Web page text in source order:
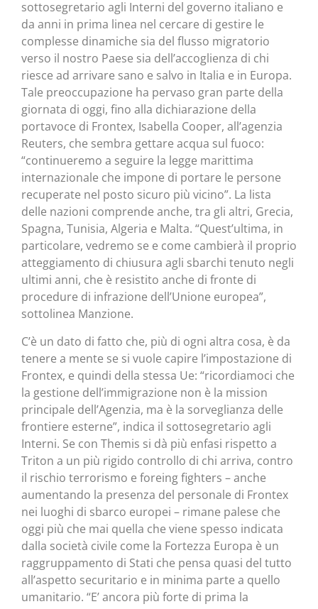
sottosegretario agli Interni del governo italiano e
da anni in prima linea nel cercare di gestire le
complesse dinamiche sia del flusso migratorio
verso il nostro Paese sia dell’accoglienza di chi
riesce ad arrivare sano e salvo in Italia e in Europa.
Tale preoccupazione ha pervaso gran parte della
giornata di oggi, fino alla dichiarazione della
portavoce di Frontex, Isabella Cooper, all’agenzia
Reuters, che sembra gettare acqua sul fuoco:
“continueremo a seguire la legge marittima
internazionale che impone di portare le persone
recuperate nel posto sicuro più vicino”. La lista
delle nazioni comprende anche, tra gli altri, Grecia,
Spagna, Tunisia, Algeria e Malta. “Quest’ultima, in
particolare, vedremo se e come cambierà il proprio
atteggiamento di chiusura agli sbarchi tenuto negli
ultimi anni, che è resistito anche di fronte di
procedure di infrazione dell’Unione europea”,
sottolinea Manzione.
C’è un dato di fatto che, più di ogni altra cosa, è da
tenere a mente se si vuole capire l’impostazione di
Frontex, e quindi della stessa Ue: “ricordiamoci che
la gestione dell’immigrazione non è la mission
principale dell’Agenzia, ma è la sorveglianza delle
frontiere esterne”, indica il sottosegretario agli
Interni. Se con Themis si dà più enfasi rispetto a
Triton a un più rigido controllo di chi arriva, contro
il rischio terrorismo e foreing fighters – anche
aumentando la presenza del personale di Frontex
nei luoghi di sbarco europei – rimane palese che
oggi più che mai quella che viene spesso indicata
dalla società civile come la Fortezza Europa è un
raggruppamento di Stati che pensa quasi del tutto
all’aspetto securitario e in minima parte a quello
umanitario. “E’ ancora più forte di prima la